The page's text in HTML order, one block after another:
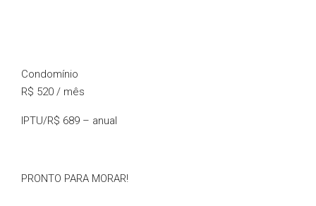
Condomínio
R$ 520 / mês
IPTU/R$ 689 – anual
PRONTO PARA MORAR!